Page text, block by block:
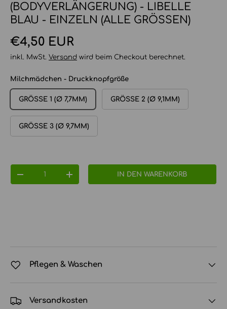
(BODYVERLÄNGERUNG) - LIBELLE
BLAU - EINZELN (ALLE GRÖSSEN)
Normaler Preis
€4,50 EUR
inkl. MwSt. Versand wird beim Checkout berechnet.
Milchmädchen - Druckknopfgröße
GRÖSSE 1 (Ø 7,7MM) GRÖSSE 2 (Ø 9,1MM)
GRÖSSE 3 (Ø 9,7MM)
MENGE VERRINGERNMENGE ERHÖHENIN DEN WARENKORB
Pflegen & Waschen
Versandkosten